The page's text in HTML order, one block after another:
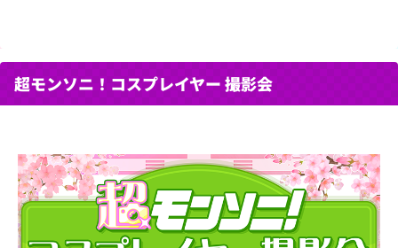
超モンソニ！コスプレイヤー 撮影会